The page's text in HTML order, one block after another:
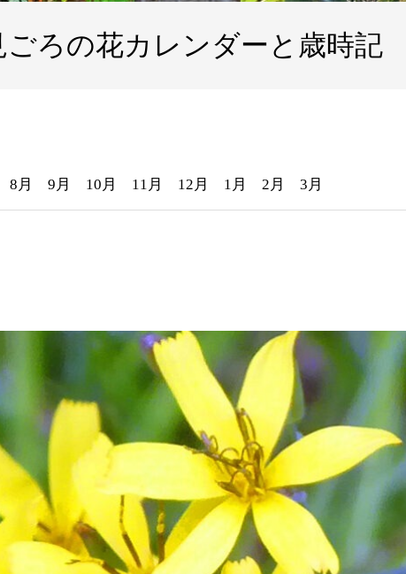
ろの花カレンダーと歳時記
8月 9月 10月 11月 12月 1月 2月 3月